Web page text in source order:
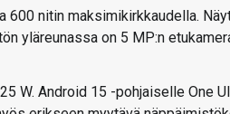
600 nitin maksimikirkkaudella.
yläreunassa on 5 MP:n
W. Android 15 -pohjaiselle One